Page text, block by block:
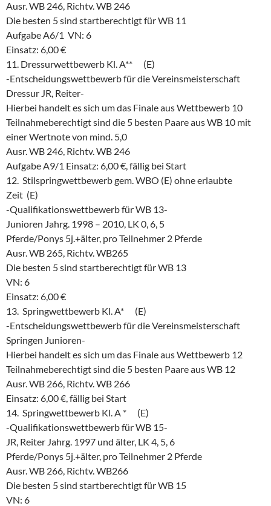
Ausr. WB 246, Richtv. WB 246
Die besten 5 sind startberechtigt für WB 11
Aufgabe A6/1 VN: 6
Einsatz: 6,00 €
11. Dressurwettbewerb Kl. A** (E)
-Entscheidungswettbewerb für die Vereinsmeisterschaft
Dressur JR, Reiter-
Hierbei handelt es sich um das Finale aus Wettbewerb 10
Teilnahmeberechtigt sind die 5 besten Paare aus WB 10 mit
einer Wertnote von mind. 5,0
Ausr. WB 246, Richtv. WB 246
Aufgabe A9/1 Einsatz: 6,00 €, fällig bei Start
12. Stilspringwettbewerb gem. WBO (E) ohne erlaubte
Zeit (E)
-Qualifikationswettbewerb für WB 13-
Junioren Jahrg. 1998 – 2010, LK 0, 6, 5
Pferde/Ponys 5j.+älter, pro Teilnehmer 2 Pferde
Ausr. WB 265, Richtv. WB265
Die besten 5 sind startberechtigt für WB 13
VN: 6
Einsatz: 6,00 €
13. Springwettbewerb Kl. A* (E)
-Entscheidungswettbewerb für die Vereinsmeisterschaft
Springen Junioren-
Hierbei handelt es sich um das Finale aus Wettbewerb 12
Teilnahmeberechtigt sind die 5 besten Paare aus WB 12
Ausr. WB 266, Richtv. WB 266
Einsatz: 6,00 €, fällig bei Start
14. Springwettbewerb Kl. A * (E)
-Qualifikationswettbewerb für WB 15-
JR, Reiter Jahrg. 1997 und älter, LK 4, 5, 6
Pferde/Ponys 5j.+älter, pro Teilnehmer 2 Pferde
Ausr. WB 266, Richtv. WB266
Die besten 5 sind startberechtigt für WB 15
VN: 6